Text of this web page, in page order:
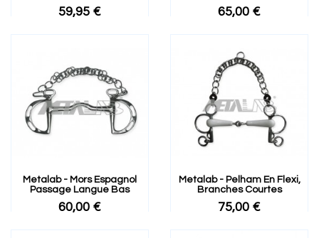
59,95 € 65,00 €
Metalab - Mors Espagnol
Passage Langue Bas
60,00 €
Metalab - Pelham En Flexi,
Branches Courtes
75,00 €